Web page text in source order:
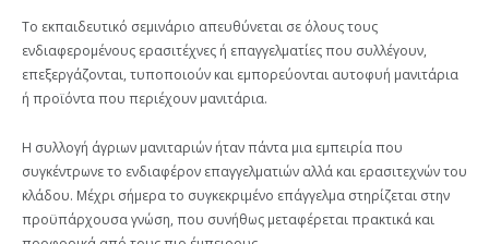
Το εκπαιδευτικό σεμινάριο απευθύνεται σε όλους τους
ενδιαφερομένους ερασιτέχνες ή επαγγελματίες που συλλέγουν,
επεξεργάζονται, τυποποιούν και εμπορεύονται αυτοφυή μανιτάρια
ή προϊόντα που περιέχουν μανιτάρια.
Η συλλογή άγριων μανιταριών ήταν πάντα μια εμπειρία που
συγκέντρωνε το ενδιαφέρον επαγγελματιών αλλά και ερασιτεχνών του
κλάδου. Μέχρι σήμερα το συγκεκριμένο επάγγελμα στηρίζεται στην
προϋπάρχουσα γνώση, που συνήθως μεταφέρεται πρακτικά και